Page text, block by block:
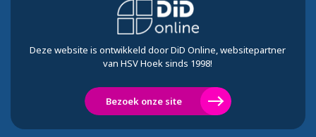
Deze website is ontwikkeld door DiD Online, websitepartner
van HSV Hoek sinds 1998!
Bezoek onze site